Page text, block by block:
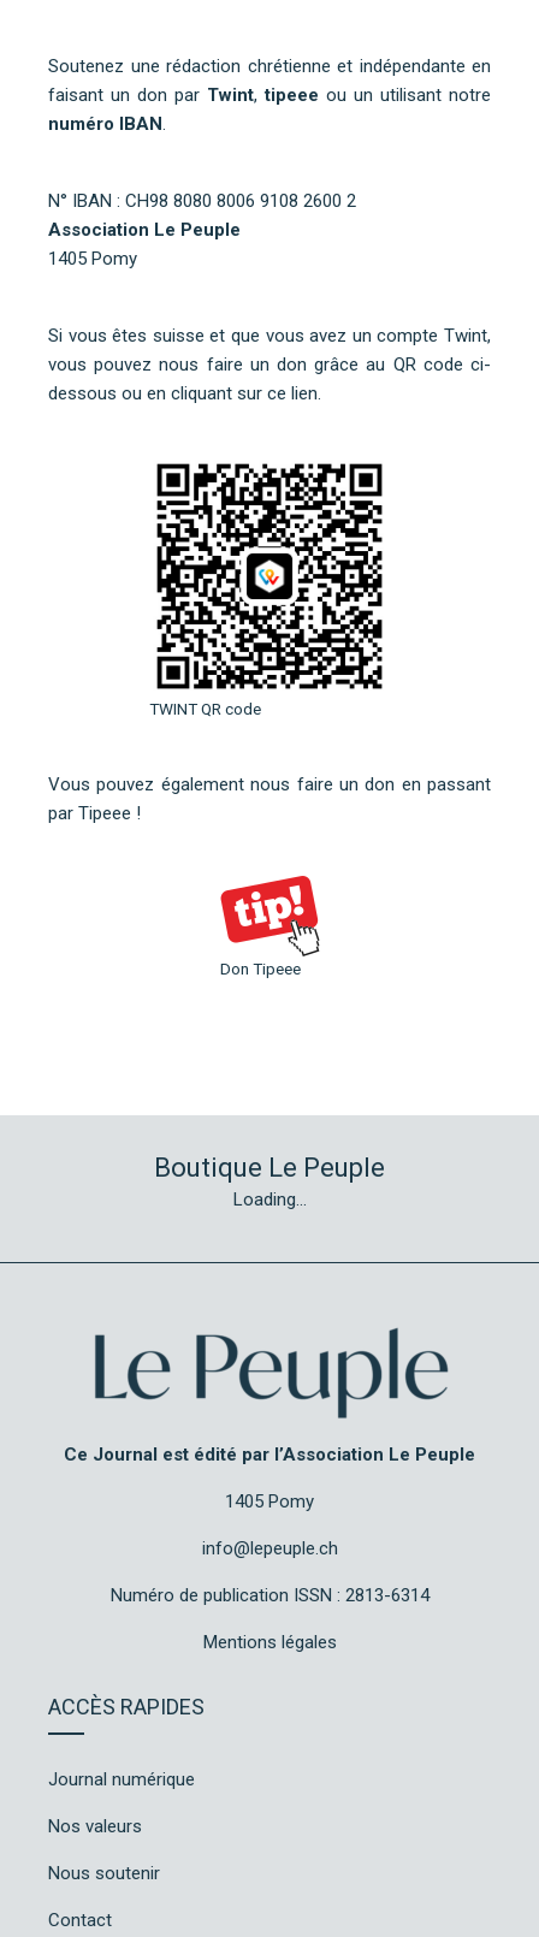
Soutenez une rédaction chrétienne et indépendante en
faisant un don par Twint,tipeee ou un utilisant notre
numéro IBAN.
N° IBAN : CH98 8080 8006 9108 2600 2
Association Le Peuple
1405 Pomy
Si vous êtes suisse et que vous avez un compte Twint,
vous pouvez nous faire un don grâce au QR code ci-
dessous ou en cliquant sur ce lien.
TWINT QR code
Vous pouvez également nous faire un don en passant
par Tipeee !
Don Tipeee
Boutique Le Peuple
Loading...
Ce Journal est édité par l’Association Le Peuple
1405 Pomy
info@lepeuple.ch
Numéro de publication ISSN : 2813-6314
Mentions légales
ACCÈS RAPIDES
Journal numérique
Nos valeurs
Nous soutenir
Contact